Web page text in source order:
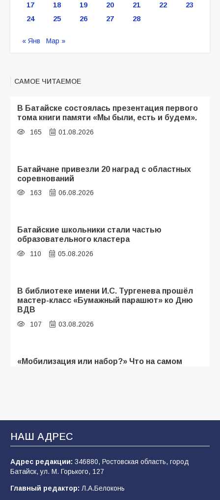
17
18 19 20 21 22
23
24
25 26 27 28
« Янв Мар »
САМОЕ ЧИТАЕМОЕ
В Батайске состоялась презентация первого
тома книги памяти «Мы были, есть и будем».
165 01.08.2026
Батайчане привезли 20 наград с областных
соревнований
163 06.08.2026
Батайские школьники стали частью
образовательного кластера
110 05.08.2026
В библиотеке имени И.С. Тургенева прошёл
мастер-класс «Бумажный парашют» ко Дню
ВДВ
107 03.08.2026
«Мобилизация или набор?» Что на самом
В Батайске продолжаются дорожные работы
101 04.08.2026
после выборов: в Госдуме дали ответ
НАШ АДРЕС
Адрес редакции: 346880, Ростовская область, город
Батайск, ул. М. Горького, 127
Главный редактор: Л.А.Белоконь